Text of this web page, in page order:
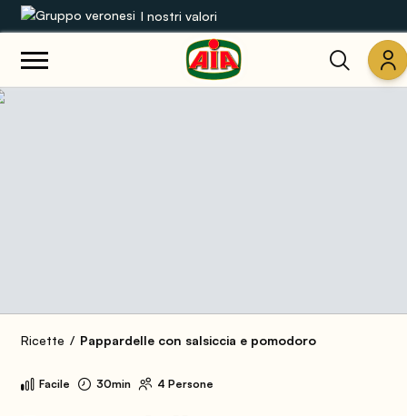
I nostri valori
Le nostre gamme
Mondo AIA
Ricette Pappardelle con salsiccia e pomodoro
Facile 30min 4 Persone